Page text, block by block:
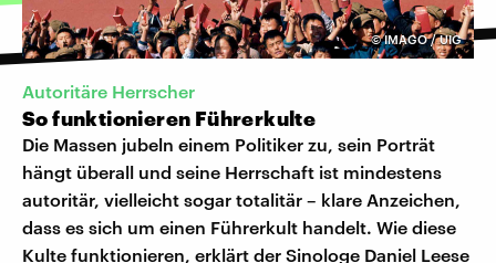
©IMAGO / UIG
Autoritäre Herrscher
So funktionieren Führerkulte
Die Massen jubeln einem Politiker zu, sein Porträt
hängt überall und seine Herrschaft ist mindestens
autoritär, vielleicht sogar totalitär – klare Anzeichen,
dass es sich um einen Führerkult handelt. Wie diese
Kulte funktionieren, erklärt der Sinologe Daniel Leese